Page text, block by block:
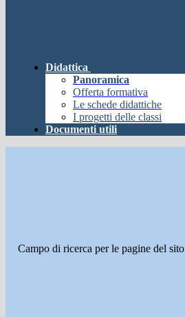
Didattica
Panoramica
Offerta formativa
Le schede didattiche
I progetti delle classi
Documenti utili
Campo di ricerca per le pagine del sito